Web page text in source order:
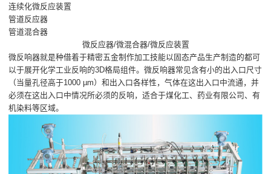
连续化微反应装置
管道反应器
管道混合器
微反应器/微混合器/微反应装置
微反响器就是种借着于精密五金制作加工技能以固态产品生产制造的都可
以于展开化学工业反响的3D格局组件。微反响器常见含有小的出入口尺寸
（当量孔径高于1000 µm）和出入口各样性，气体在这出入口中流通，并
必须在这出入口中情况所必须的反响，适合于煤化工、药业有限公司、有
机染料等区域。